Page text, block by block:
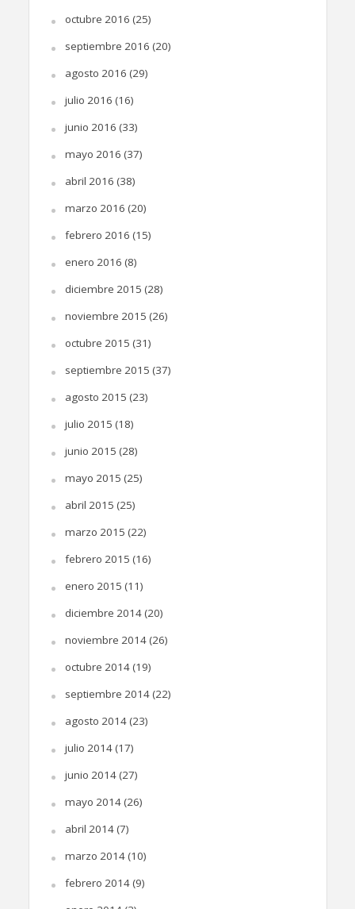
octubre 2016 (25)
septiembre 2016 (20)
agosto 2016 (29)
julio 2016 (16)
junio 2016 (33)
mayo 2016 (37)
abril 2016 (38)
marzo 2016 (20)
febrero 2016 (15)
enero 2016 (8)
diciembre 2015 (28)
noviembre 2015 (26)
octubre 2015 (31)
septiembre 2015 (37)
agosto 2015 (23)
julio 2015 (18)
junio 2015 (28)
mayo 2015 (25)
abril 2015 (25)
marzo 2015 (22)
febrero 2015 (16)
enero 2015 (11)
diciembre 2014(20)
noviembre 2014(26)
octubre 2014(19)
septiembre 2014(22)
agosto 2014(23)
julio 2014(17)
junio 2014(27)
mayo 2014(26)
abril 2014(7)
marzo 2014(10)
febrero 2014(9)